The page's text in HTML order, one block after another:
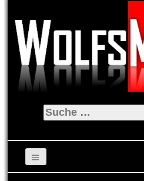
Suche
nach: